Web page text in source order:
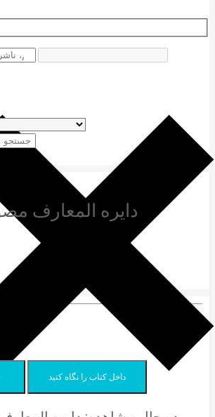
دایره المعارف
داخل کتاب را نگاه کنید